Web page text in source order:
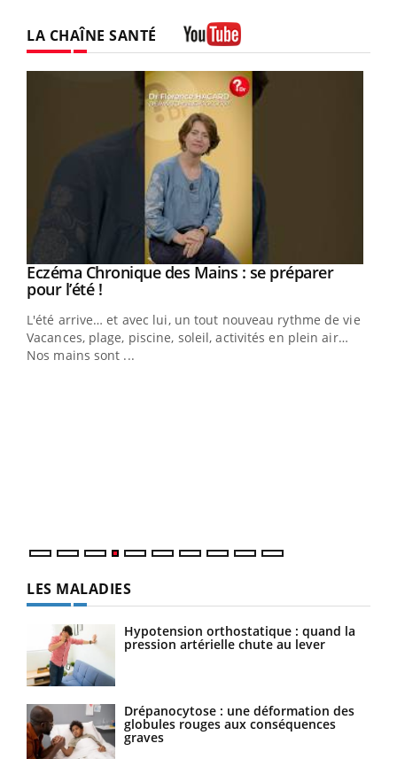
LA CHAÎNE SANTÉ
Youtube
Eczéma Chronique des Mains : se préparer
pour l’été !Youtube
L'été arrive… et avec lui, un tout nouveau rythme de vie !
Vacances, plage, piscine, soleil, activités en plein air…
Nos mains sont ...
LES MALADIES
Hypotension orthostatique : quand la
pression artérielle chute au lever
Drépanocytose : une déformation des
globules rouges aux conséquences
graves